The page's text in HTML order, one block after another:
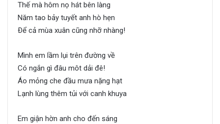
Thế mà hôm nọ hát bên làng
Năm tao bảy tuyết anh hò hẹn
Ðể cả mùa xuân cũng nhỡ nhàng!
Mình em lầm lụi trên đường về
Có ngắn gì đâu môt dải đê!
Áo mỏng che đầu mưa nặng hạt
Lạnh lùng thêm tủi với canh khuya
Em giận hờn anh cho đến sáng